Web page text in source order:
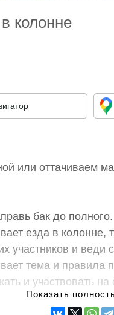
колонне
или оттачиваем
бак до полного.
езда в колонне,
участников и веди
тема и правила
и участвовать